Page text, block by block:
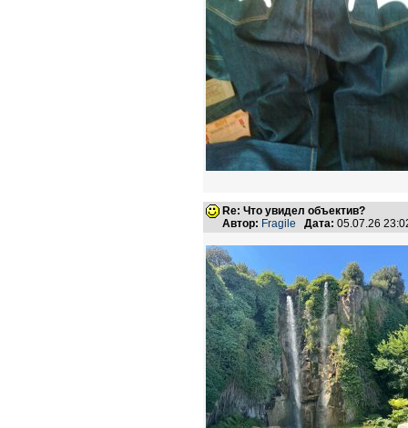
Re: Что увидел объектив?
Автор: Fragile Дата: 05.07.26